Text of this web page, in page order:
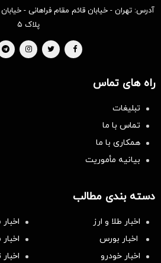
آدرس: تهران - خیابان قائم مقام فراهانی -
پلاک ۵
راه های تماس
تبلیغات
تماس با ما
همکاری با ما
بیانیه مأموریت
دسته بندی مطالب
اخبار طلا و ارز
اخبار بورس
اخبار خودرو